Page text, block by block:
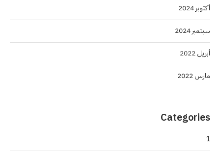
أكتوبر 2024
سبتمبر 2024
أبريل 2022
مارس 2022
Categories
1